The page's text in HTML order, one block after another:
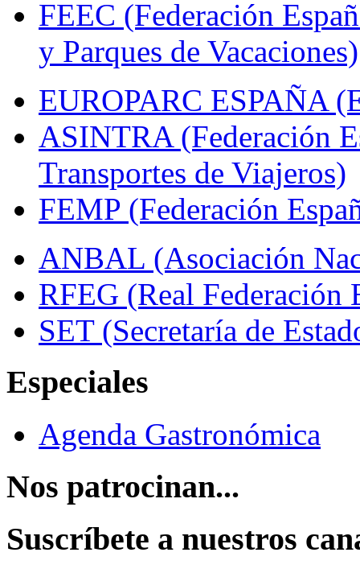
FEEC (Federación
y Parques de Vacaciones)
EUROPARC ESPAÑA
ASINTRA (Federación
Transportes de Viajeros)
FEMP (Federación
ANBAL (Asociación
RFEG (Real Federación
SET (Secretaría de
Especiales
Agenda Gastronómica
Nos patrocinan...
Suscríbete a nuestros